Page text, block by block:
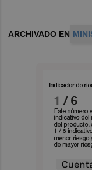
ARCHIVADO EN